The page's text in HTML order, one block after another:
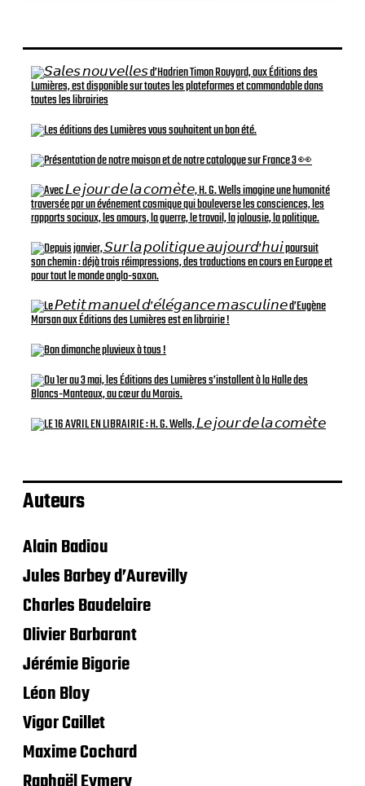
Auteurs
Alain Badiou
Jules Barbey d’Aurevilly
Charles Baudelaire
Olivier Barbarant
Jérémie Bigorie
Léon Bloy
Vigor Caillet
Maxime Cochard